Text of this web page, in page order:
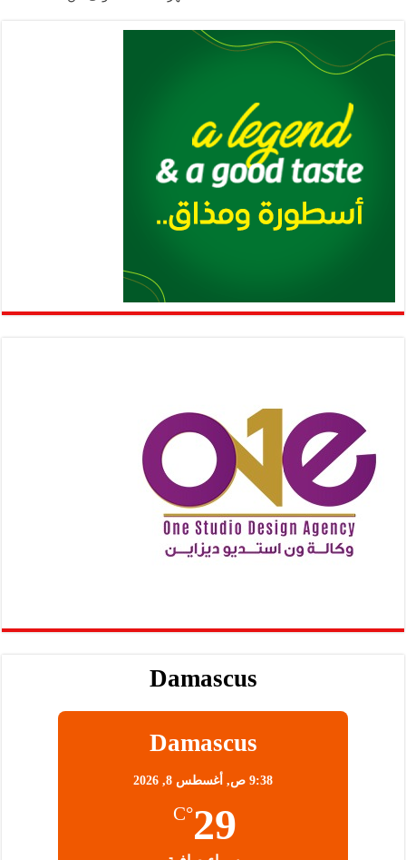
Damascus
Damascus
9:38 ص, أغسطس 8, 2026
29
°C